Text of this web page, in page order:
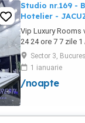
Studio nr.169 -
Hotelier -
Vip Luxury Rooms
24 24 ore 7 7 zile 1
ROOMS de 5 stele
unic si deosebit in
APARTAMENTUL
Rezidential Nou .
Sector 3,
1 ianuarie
/noapte